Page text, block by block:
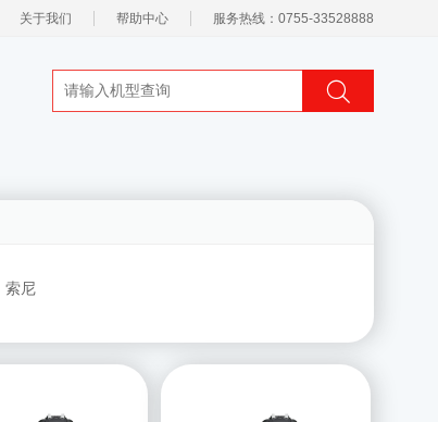
关于我们 帮助中心 服务热线：0755-33528888
索尼